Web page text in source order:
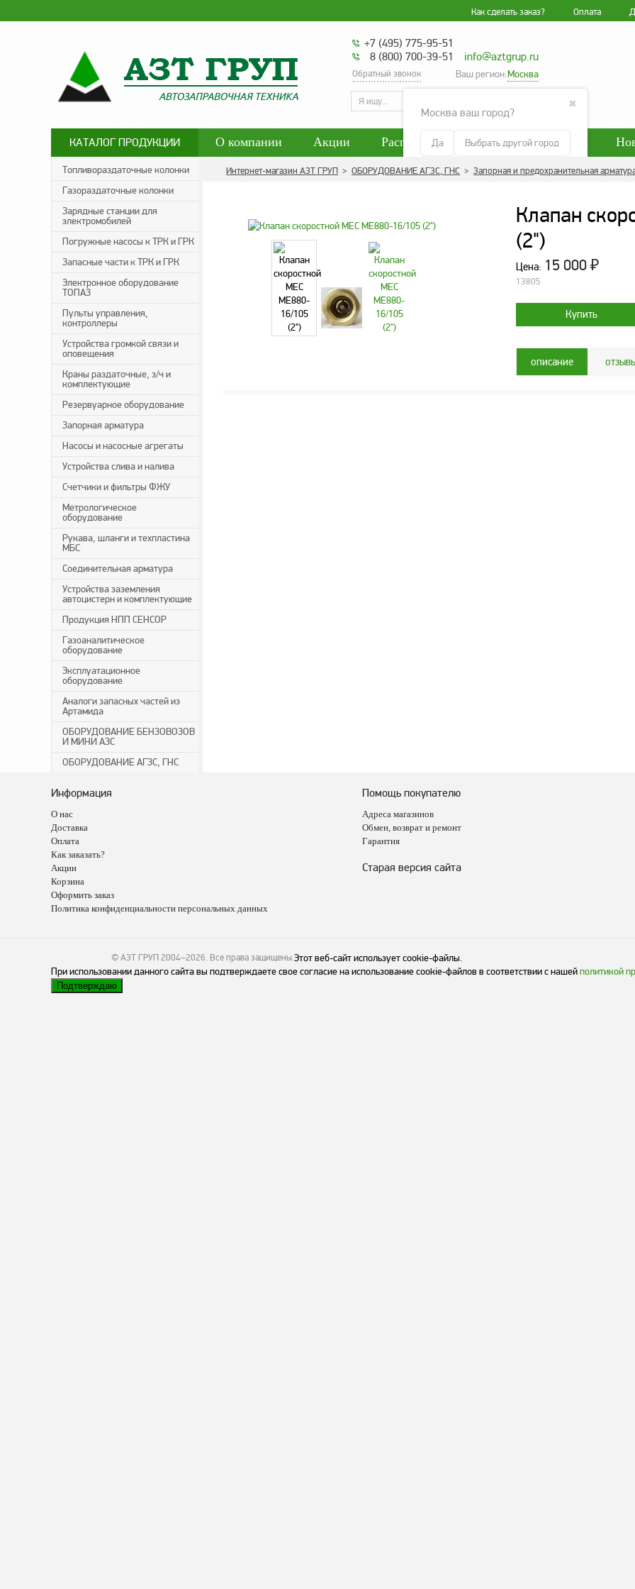
Как сделать заказ? Оплата
+7 (495) 775-95-51
8 (800) 700-39-51
info@aztgrup.ru
Обратный звонок Ваш регион:Москва
✖
Москва ваш город?
Да Выбрать другой город
КАТАЛОГ ПРОДУКЦИИ
Топливораздаточные колонки
Газораздаточные колонки
Зарядные станции для
электромобилей
Погружные насосы к ТРК и ГРК
Запасные части к ТРК и ГРК
Электронное оборудование
ТОПАЗ
Пульты управления,
контроллеры
Устройства громкой связи и
оповещения
Краны раздаточные, з/ч и
комплектующие
Резервуарное оборудование
Запорная арматура
Насосы и насосные агрегаты
Устройства слива и налива
Счетчики и фильтры ФЖУ
Метрологическое
оборудование
Рукава, шланги и техпластина
МБС
Соединительная арматура
Устройства заземления
автоцистерн и комплектующие
Продукция НПП СЕНСОР
Газоаналитическое
оборудование
Эксплуатационное
оборудование
Аналоги запасных частей из
Артамида
ОБОРУДОВАНИЕ БЕНЗОВОЗОВ
И МИНИ АЗС
ОБОРУДОВАНИЕ АГЗС, ГНС
О компании Акции Распродажа Наше производство
Контакты
Согласие на обработку персональных данных
Блог
Интернет-магазин АЗТ ГРУП > ОБОРУДОВАНИЕ АГЗС, ГНС > Запорная и предохранительная
Клапан
(2")
Цена: 15 000 ₽
13805
описание
Информация
О нас
Доставка
Оплата
Как заказать?
Акции
Корзина
Оформить заказ
Политика конфиденциальности персональных данных
Помощь покупателю
Адреса магазинов
Обмен, возврат и ремонт
Гарантия
Старая версия сайта
© АЗТ ГРУП 2004–2026. Все права защищены.Этот веб-сайт использует cookie-файлы.
При использовании данного сайта вы подтверждаете свое согласие на использование cookie-файлов в соответствии с нашейполитикой
Подтверждаю